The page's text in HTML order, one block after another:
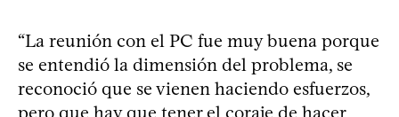
“La reunión con el PC fue muy buena porque
se entendió la dimensión del problema, se
reconoció que se vienen haciendo esfuerzos,
pero que hay que tener el coraje de hacer